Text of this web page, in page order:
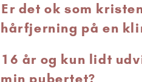
Er det ok som
hårfjerning på en
16 år og kun lidt
min pubertet?